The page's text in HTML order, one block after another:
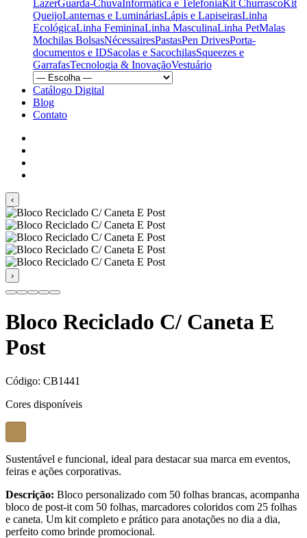
LazerGuarda-ChuvaInformática e TelefoniaKit ChurrascoKit
QueijoLanternas e LumináriasLápis e LapiseirasLinha
EcológicaLinha FemininaLinha MasculinaLinha PetMalas
Mochilas BolsasNécessairesPastasPen DrivesPorta-
documentos e IDSacolas e SacochilasSqueezes e
GarrafasTecnologia & InovaçãoVestuário
Catálogo Digital
Blog
Contato
‹
›
Bloco Reciclado C/ Caneta E
Post
Código: CB1441
Cores disponíveis
Sustentável e funcional, ideal para destacar sua marca em eventos,
feiras e ações corporativas.
Descrição: Bloco personalizado com 50 folhas brancas, acompanha
bloco de post-it com 50 folhas, marcadores coloridos com 25 folhas
e caneta. Um kit completo e prático para anotações no dia a dia,
perfeito como brinde promocional.